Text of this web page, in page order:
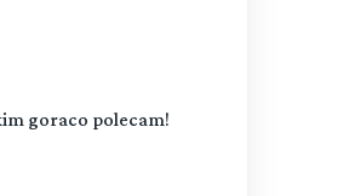
goraco polecam!